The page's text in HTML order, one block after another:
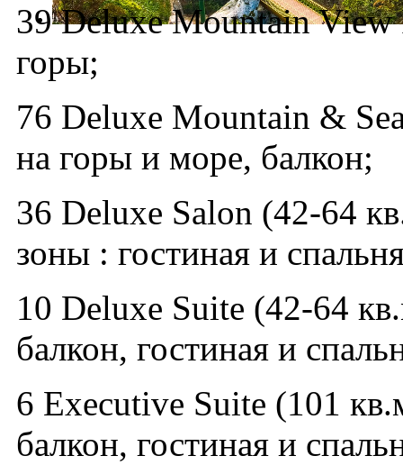
39 Deluxe Mountain
горы;
76 Deluxe Mountain &
на горы и море, балкон;
36 Deluxe Salon (42-64
зоны : гостиная и
10 Deluxe Suite (42-64
балкон, гостиная и
6 Executive Suite (101
балкон, гостиная и